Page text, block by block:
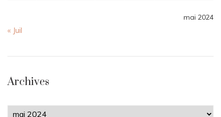
mai 2024
« Juil
Archives
Archives